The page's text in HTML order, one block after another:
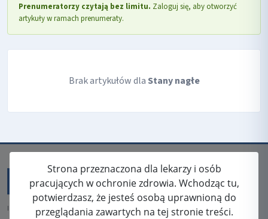
Prenumeratorzy czytają bez limitu. Zaloguj się, aby otworzyć
artykuły w ramach prenumeraty.
Brak artykułów dla Stany nagłe
Strona przeznaczona dla lekarzy i osób
pracujących w ochronie zdrowia. Wchodząc tu,
potwierdzasz, że jesteś osobą uprawnioną do
przeglądania zawartych na tej stronie treści.
ISSN: 2080-5438